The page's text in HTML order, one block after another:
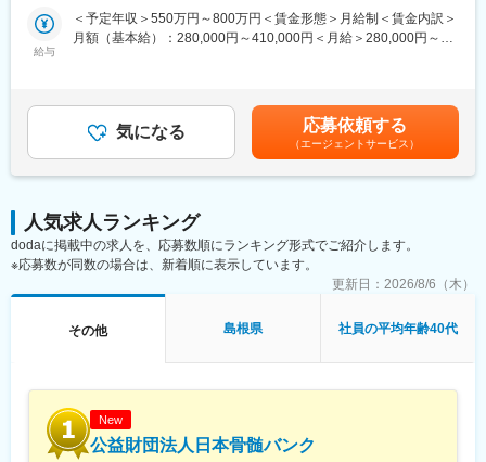
ます。
また、ITSや自動運転関連技術など先端領域にも関わる機会があ
■配属部門
各支社・事業所の設備部門へ配属予定。中途入社者も多く、施工
管理や設備保全、メーカー出身者など多様なバックグラウンドの
変更の範囲：会社の定める業務
を支えるという使命のもと、社内外の関係者を巻き込みながら主
体的に事業を推進できる方を募集いたします。経験業界は問いま
高速道路に関する各種事業の企画・推進業務を担当いただきま
す。交通管理や料金企画、用地取得、サービスエリア開発、新規
事業など幅広い領域に携わり、ジョブローテーションを通じて専
以下いずれかの業務からスタートいただきます。
（1）道路・交通管理：事故防止施策や維持管理、違反車両対策の
企画運営
（4）経営支援：人事・経理・法務・広報など経営基盤業務
・1日約170万台が利用するインフラに関わる社会貢献性の高さ
・異動・ローテーションにより多様なキャリア形成が可能
給与
＜予定年収＞550万円～800万円＜賃金形態＞月給制＜賃金内訳＞
月額（基本給）：280,000円～410,000円＜月給＞280,000円～
＋手当＋賞与年収720万円／31歳 経験2年／月給38万円＋手当+賞
与年収770万円／34歳 経験2年／月給41万円＋手当＋賞与賃金は
あくまでも目安の金額であり、選考を通じて上下する可能性があ
ります。月給(月額)は固定手当を含めた表記です。
気になる 応募依頼する
（エージェントサービス）
人気求人ランキング
dodaに掲載中の求人を、応募数順にランキング形式でご紹介します。
※応募数が同数の場合は、新着順に表示しています。
更新日： 2026/8/6（木）
その他 島根県 社員の平均年齢40代
New
公益財団法人日本骨髄バンク